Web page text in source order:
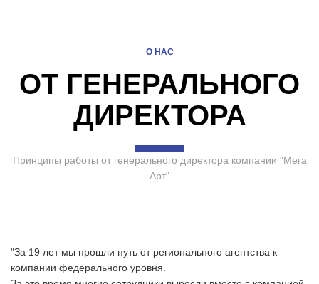
О НАС
ОТ ГЕНЕРАЛЬНОГО
ДИРЕКТОРА
Принципы работы от генерального директора компании "Мега
Арт"
"За 19 лет мы прошли путь от регионального агентства к
компании федерального уровня.